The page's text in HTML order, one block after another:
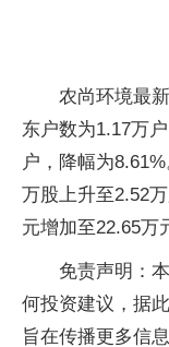
农尚环境最
东户数为1.17万
户，降幅为
万股上升至2.52
元增加至22.65万
免责声明：
何投资建议，据
旨在传播更多信